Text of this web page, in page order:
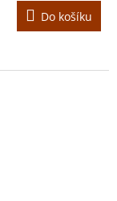
Do košíku